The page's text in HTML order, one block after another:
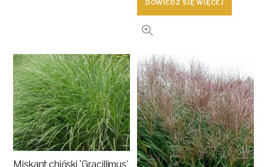
DOWIEDZ SIĘ WIĘCEJ
Miskant chiński 'Gracillimus’